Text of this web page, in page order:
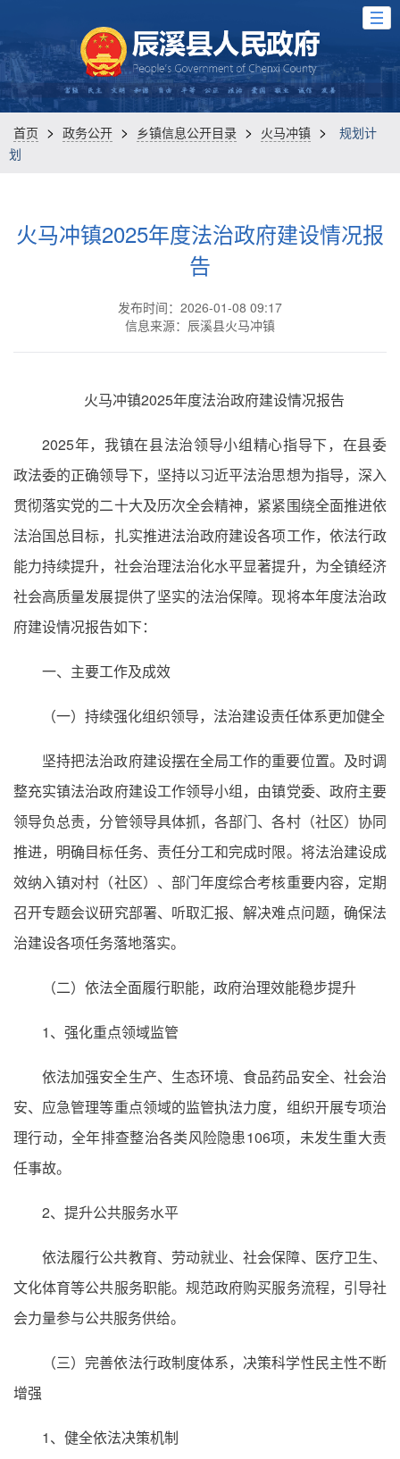
首页 > 政务公开 > 乡镇信息公开目录 > 火马冲镇 >
规划计
划
火马冲镇2025年度法治政府建设情况报
告
发布时间：2026-01-08 09:17
信息来源：辰溪县火马冲镇
火马冲镇2025年度法治政府建设情况报告
2025年，我镇在县法治领导小组精心指导下，在县委
政法委的正确领导下，坚持以习近平法治思想为指导，深入
贯彻落实党的二十大及历次全会精神，紧紧围绕全面推进依
法治国总目标，扎实推进法治政府建设各项工作，依法行政
能力持续提升，社会治理法治化水平显著提升，为全镇经济
社会高质量发展提供了坚实的法治保障。现将本年度法治政
府建设情况报告如下：
一、主要工作及成效
（一）持续强化组织领导，法治建设责任体系更加健全
坚持把法治政府建设摆在全局工作的重要位置。及时调
整充实镇法治政府建设工作领导小组，由镇党委、政府主要
领导负总责，分管领导具体抓，各部门、各村（社区）协同
推进，明确目标任务、责任分工和完成时限。将法治建设成
效纳入镇对村（社区）、部门年度综合考核重要内容，定期
召开专题会议研究部署、听取汇报、解决难点问题，确保法
治建设各项任务落地落实。
（二）依法全面履行职能，政府治理效能稳步提升
1、强化重点领域监管
依法加强安全生产、生态环境、食品药品安全、社会治
安、应急管理等重点领域的监管执法力度，组织开展专项治
理行动，全年排查整治各类风险隐患106项，未发生重大责
任事故。
2、提升公共服务水平
依法履行公共教育、劳动就业、社会保障、医疗卫生、
文化体育等公共服务职能。规范政府购买服务流程，引导社
会力量参与公共服务供给。
（三）完善依法行政制度体系，决策科学性民主性不断
增强
1、健全依法决策机制